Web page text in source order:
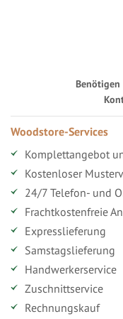
Benötigen
Woodstore-Services
Komplettangebot
Kostenloser
24/7 Telefon- und
Frachtkostenfreie
Expresslieferung
Samstagslieferung
Handwerkerservice
Zuschnittservice
Rechnungskauf